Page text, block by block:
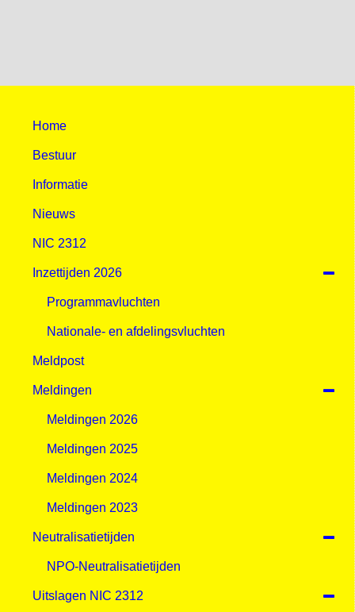
Home
Bestuur
Informatie
Nieuws
NIC 2312
Inzettijden 2026
Programmavluchten
Nationale- en afdelingsvluchten
Meldpost
Meldingen
Meldingen 2026
Meldingen 2025
Meldingen 2024
Meldingen 2023
Neutralisatietijden
NPO-Neutralisatietijden
Uitslagen NIC 2312